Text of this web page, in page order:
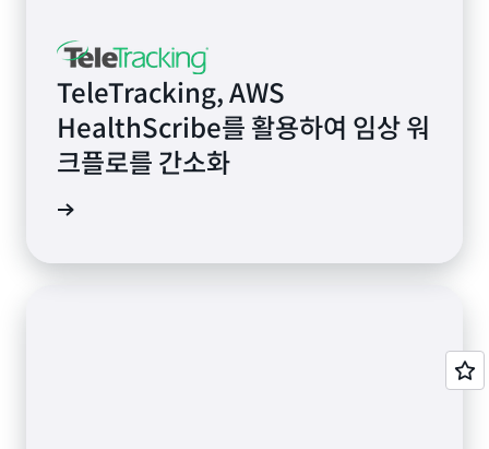
TeleTracking, AWS
HealthScribe를 활용하여 임상 워
크플로를 간소화